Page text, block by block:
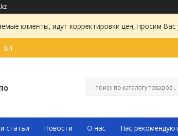
клиенты, идут корректировки цен, просим
84
статьи Новости О нас Нас рекомендуют